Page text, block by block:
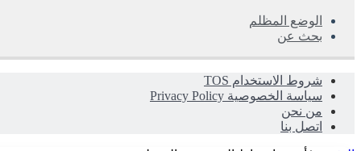
الوضع المظلم
بحث عن
شروط الاستخدام TOS
سياسة الخصوصية Privacy Policy
من نحن
اتصل بنا